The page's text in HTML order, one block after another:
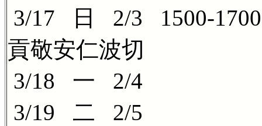
3/17 日 2/3 1500-
貢敬安仁波切
3/18 一 2/4
3/19 二 2/5